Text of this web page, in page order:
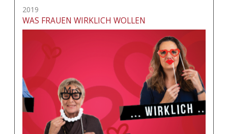
2019
WAS FRAUEN WIRKLICH WOLLEN